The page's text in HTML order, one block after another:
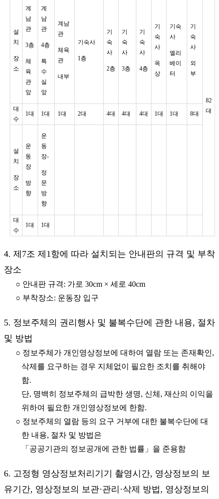
82
대
설
치
장
소
계
남
관
3층
체
육
관
앞
계
남
관
4층
특
수
실
앞
계남
관
체육
관
내부
기숙사
1층
기
숙
사
2층
기
숙
사
3층
기
숙
사
4층
기
숙
사
옥
상
기숙
사
엘리
베이
터
기
숙
사
외
부
대
수
1대 1대 1대 2대 4대 4대 4대 1대 1대 8대
설
치
장
소
운
동
장
방
향
운
동
장-
정
문
방
향
대
수
1대 1대
4. 제7조 제1항에 따라 설치되는 안내판의 규격 및 부착
장소
○ 안내판 규격: 가로 30cm × 세로 40cm
○ 부착장소: 운동장 입구
5. 정보주체의 권리행사 및 불복수단에 관한 내용, 절차
및 방법
○ 정보주체가 개인영상정보에 대하여 열람 또는 존재확인,
삭제를 요구하는 경우 지체없이 필요한 조치를 취해야
함.
단, 명백히 정보주체의 급박한 생명, 신체, 재산의 이익을
위하여 필요한 개인영상정보에 한함.
○ 정보주체의 열람 등의 요구 거부에 대한 불복수단에 대
한 내용, 절차 및 방법은
「공공기관의 정보공개에 관한 법률」을 준용함
6. 고정형 영상정보처리기기 촬영시간, 영상정보의 보
유기간, 영상정보의 보관·관리·삭제 방법, 영상정보의